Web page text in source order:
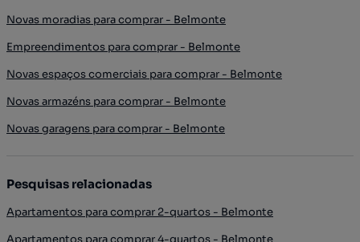
Novas moradias para comprar - Belmonte
Empreendimentos para comprar - Belmonte
Novas espaços comerciais para comprar - Belmonte
Novas armazéns para comprar - Belmonte
Novas garagens para comprar - Belmonte
Pesquisas relacionadas
Apartamentos para comprar 2-quartos - Belmonte
Apartamentos para comprar 4-quartos - Belmonte